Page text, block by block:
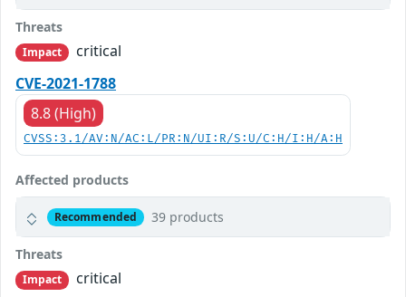
Threats
Impact
critical
CVE-2021-1788
8.8 (High)
CVSS:3.1/AV:N/AC:L/PR:N/UI:R/S:U/C:H/I:H/A:H
Affected products
Recommended 39 products
Threats
Impact
critical